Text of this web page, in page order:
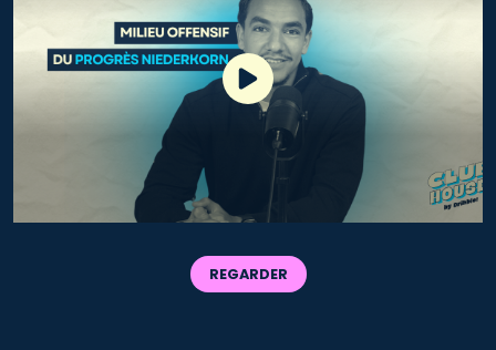
REGARDER